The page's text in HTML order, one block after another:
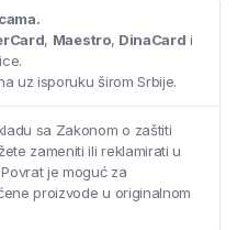
, Maestro, DinaCard i
uz isporuku širom Srbije.
sa Zakonom o zaštiti
zameniti ili reklamirati u
je moguć za
proizvode u originalnom